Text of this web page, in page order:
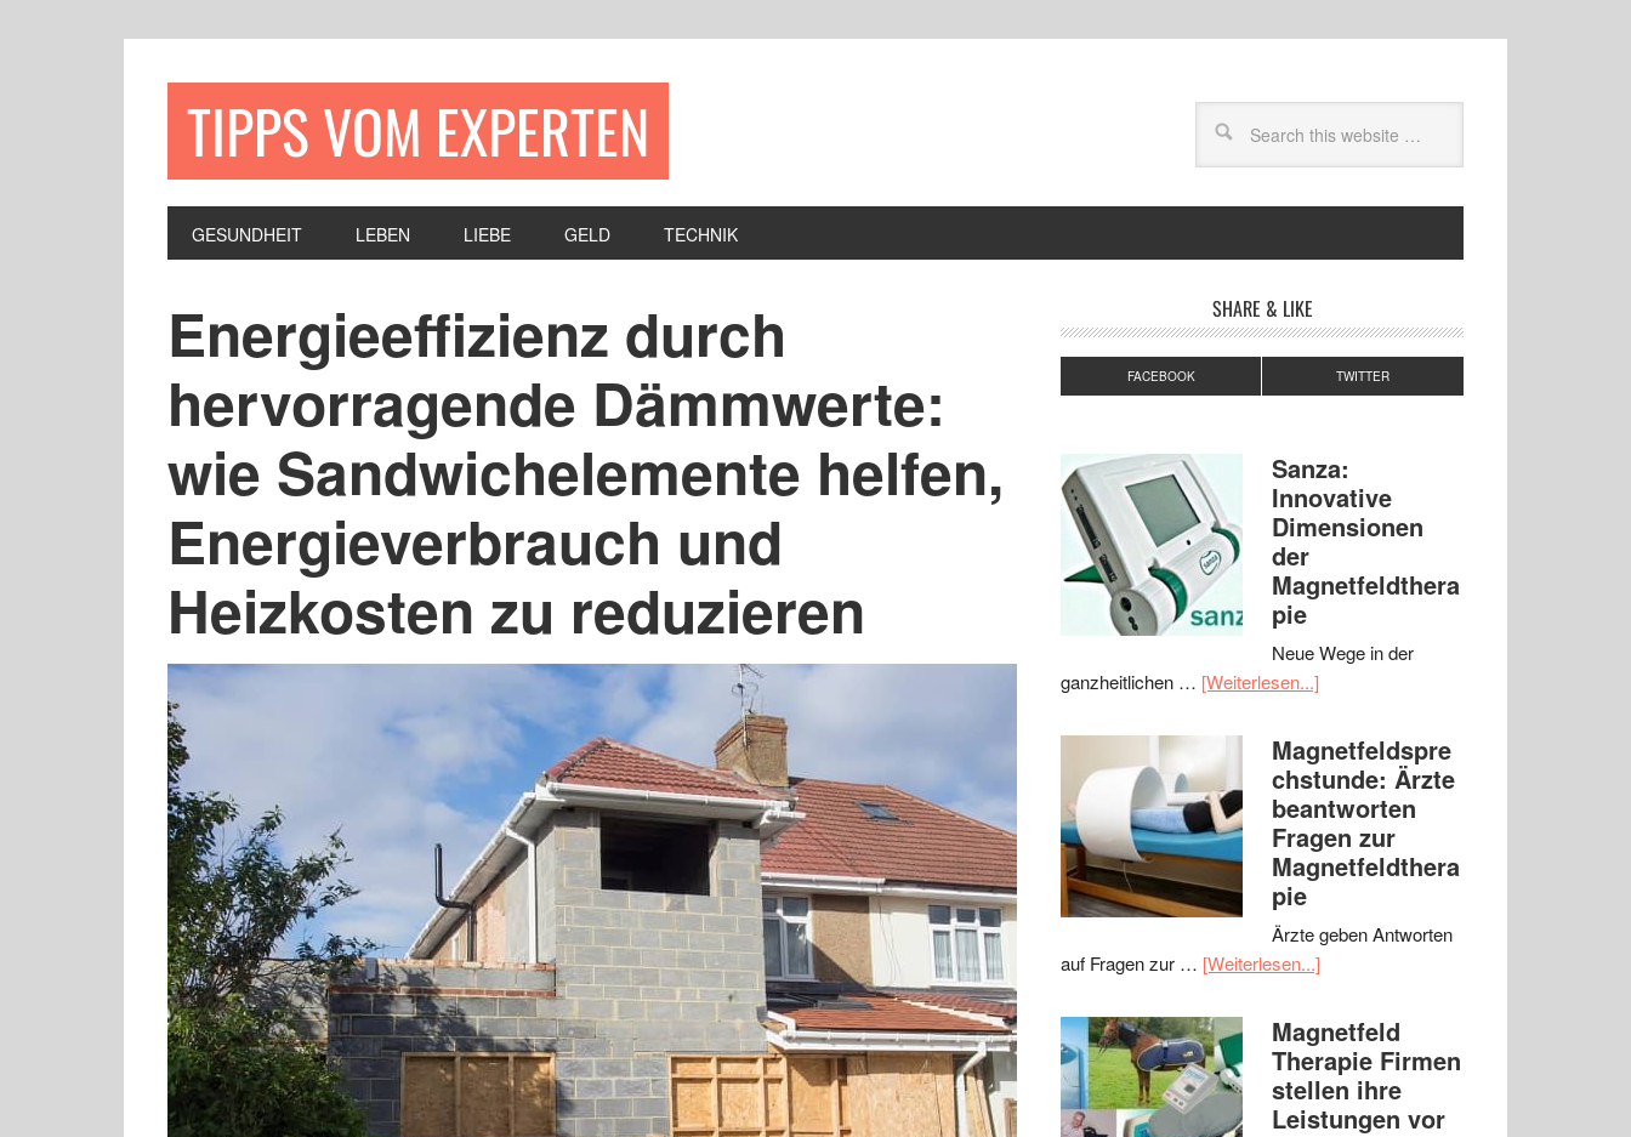
TIPPS VOM EXPERTEN
GESUNDHEIT LEBEN LIEBE GELD TECHNIK
Energieeffizienz durch
hervorragende Dämmwerte:
wie Sandwichelemente helfen,
Energieverbrauch und
Heizkosten zu reduzieren
SHARE & LIKE
FACEBOOK TWITTER
Sanza:
Innovative
Dimensionen
der
Magnetfeldthera
pie
Neue Wege in der
ganzheitlichen … [Weiterlesen...]
Magnetfeldspre
chstunde: Ärzte
beantworten
Fragen zur
Magnetfeldthera
pie
Ärzte geben Antworten
auf Fragen zur … [Weiterlesen...]
Magnetfeld
Therapie Firmen
stellen ihre
Leistungen vor